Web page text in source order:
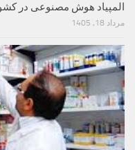
المپیاد هوش مصنوعی در
مرداد 18, 1405